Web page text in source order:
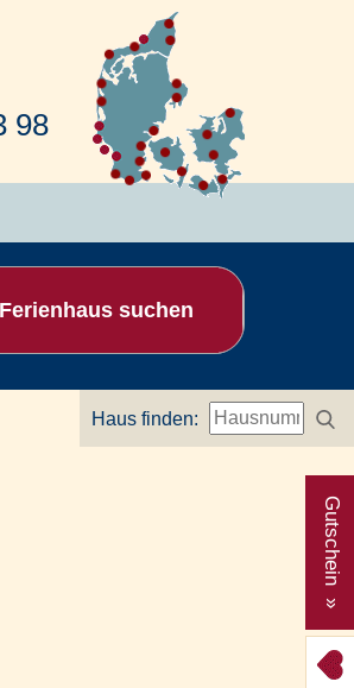
98
Gutschein »
Ferienhaus suchen
Haus finden: